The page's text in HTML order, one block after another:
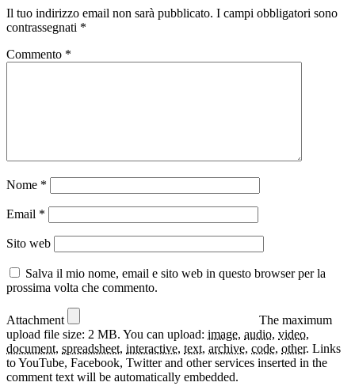
Il tuo indirizzo email non sarà pubblicato. I campi obbligatori sono
contrassegnati *
Commento *
Nome *
Email *
Sito web
Salva il mio nome, email e sito web in questo browser per la
prossima volta che commento.
Attachment
The maximum
upload file size: 2 MB. You can upload: image, audio, video,
document, spreadsheet, interactive, text, archive, code, other. Links
to YouTube, Facebook, Twitter and other services inserted in the
comment text will be automatically embedded.